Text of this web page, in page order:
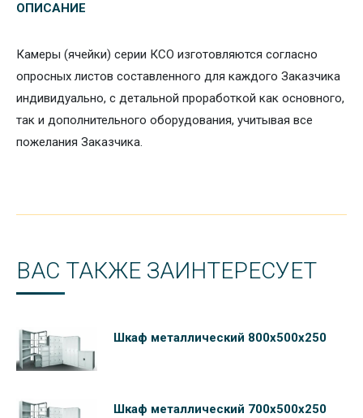
ОПИСАНИЕ
Камеры (ячейки) серии КСО изготовляются согласно
опросных листов составленного для каждого Заказчика
индивидуально, с детальной проработкой как основного,
так и дополнительного оборудования, учитывая все
пожелания Заказчика.
ВАС ТАКЖЕ ЗАИНТЕРЕСУЕТ
Шкаф металлический 800х500х250
Шкаф металлический 700х500х250